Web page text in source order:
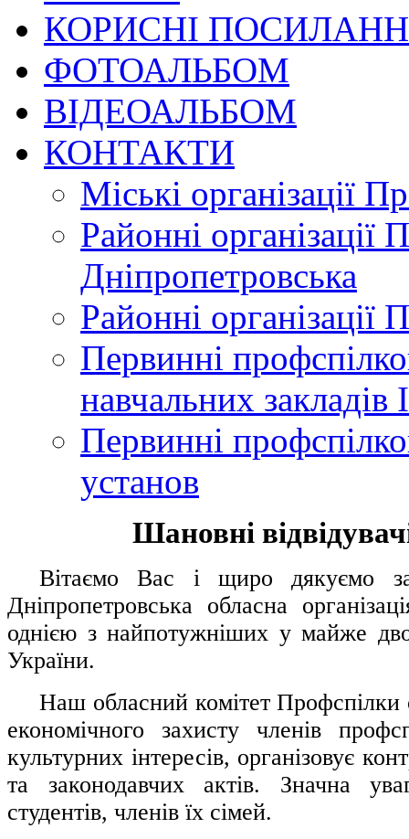
КОРИСНІ
ФОТОАЛЬБОМ
ВІДЕОАЛЬБОМ
КОНТАКТИ
Міські організації
Районні організації
Дніпропетровська
Районні організації
Первинні
навчальних закладів
Первинні
установ
Шановні
Вітаємо Вас і щиро дякуємо за
Дніпропетровська обласна
однією з найпотужніших у майже
України.
Наш обласний комітет Профспілки
економічного захисту членів
культурних інтересів, організовує
та законодавчих актів. Значна
студентів, членів їх сімей.